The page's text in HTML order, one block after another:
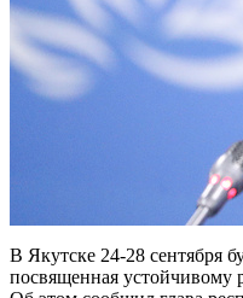
В Якутске 24-28 сентября
посвященная устойчивому